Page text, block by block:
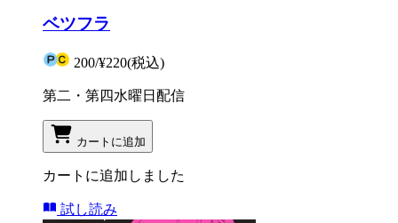
ベツフラ
200/¥220(税込)
第二・第四水曜日配信
カートに追加
カートに追加しました
試し読み